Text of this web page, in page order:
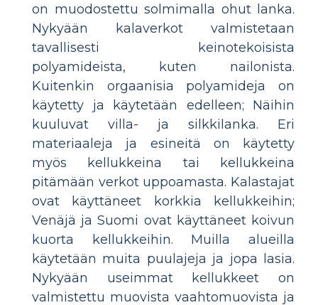
on muodostettu solmimalla ohut lanka.
Nykyään kalaverkot valmistetaan
tavallisesti keinotekoisista
polyamideista, kuten nailonista.
Kuitenkin orgaanisia polyamideja on
käytetty ja käytetään edelleen; Näihin
kuuluvat villa- ja silkkilanka. Eri
materiaaleja ja esineitä on käytetty
myös kellukkeina tai kellukkeina
pitämään verkot uppoamasta. Kalastajat
ovat käyttäneet korkkia kellukkeihin;
Venäjä ja Suomi ovat käyttäneet koivun
kuorta kellukkeihin. Muilla alueilla
käytetään muita puulajeja ja jopa lasia.
Nykyään useimmat kellukkeet on
valmistettu muovista vaahtomuovista ja